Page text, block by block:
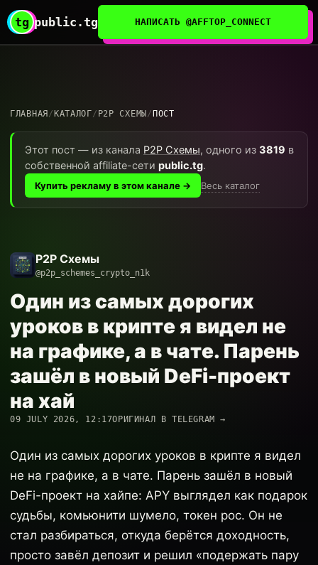
tg public.tg НАПИСАТЬ @AFFTOP_CONNECT
ГЛАВНАЯ / КАТАЛОГ/ P2P СХЕМЫ / ПОСТ
Этот пост — из канала P2P Схемы, одного из 3819 в
собственной affiliate-сети public.tg.
Купить рекламу в этом канале → Весь каталог
P2P Схемы
@p2p_schemes_crypto_n1k
Один из самых дорогих
уроков в крипте я видел не
на графике, а в чате. Парень
зашёл в новый DeFi-проект
на хай
09 JULY 2026, 12:17ОРИГИНАЛ В TELEGRAM →
Один из самых дорогих уроков в крипте я видел
не на графике, а в чате. Парень зашёл в новый
DeFi-проект на хайпе: APY выглядел как подарок
судьбы, комьюнити шумело, токен рос. Он не
стал разбираться, откуда берётся доходность,
просто завёл депозит и решил «подержать пару